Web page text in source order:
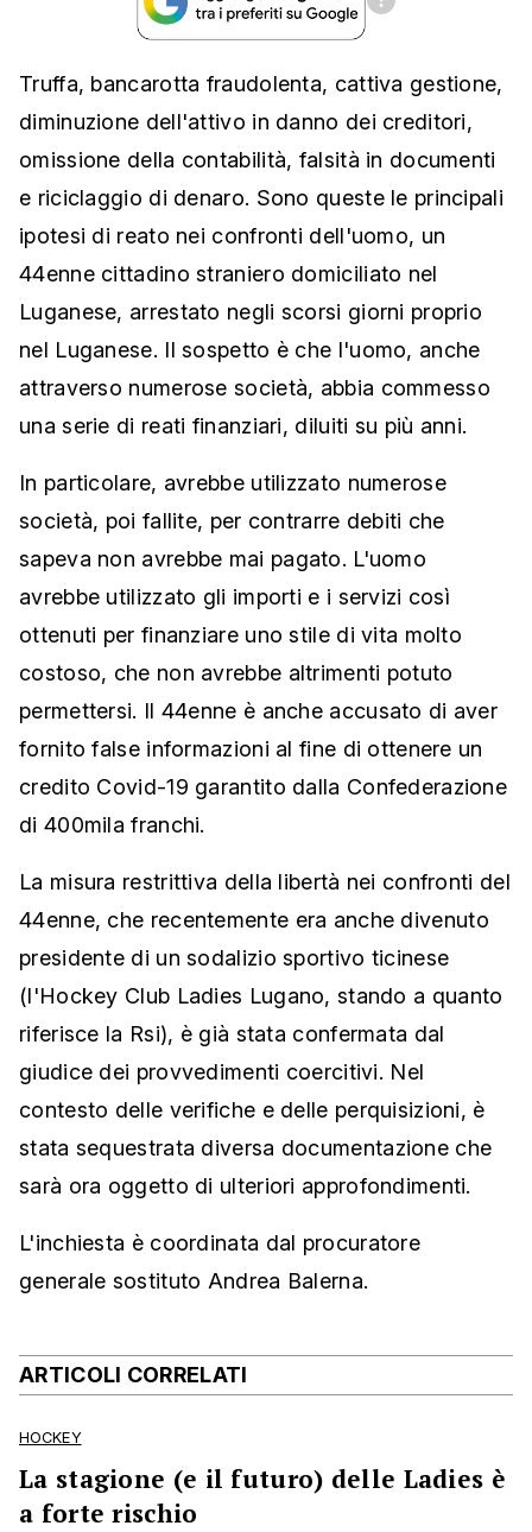
Truffa, bancarotta fraudolenta, cattiva gestione,
diminuzione dell'attivo in danno dei creditori,
omissione della contabilità, falsità in documenti
e riciclaggio di denaro. Sono queste le principali
ipotesi di reato nei confronti dell'uomo, un
44enne cittadino straniero domiciliato nel
Luganese, arrestato negli scorsi giorni proprio
nel Luganese. Il sospetto è che l'uomo, anche
attraverso numerose società, abbia commesso
una serie di reati finanziari, diluiti su più anni.
In particolare, avrebbe utilizzato numerose
società, poi fallite, per contrarre debiti che
sapeva non avrebbe mai pagato. L'uomo
avrebbe utilizzato gli importi e i servizi così
ottenuti per finanziare uno stile di vita molto
costoso, che non avrebbe altrimenti potuto
permettersi. Il 44enne è anche accusato di aver
fornito false informazioni al fine di ottenere un
credito Covid-19 garantito dalla Confederazione
di 400mila franchi.
La misura restrittiva della libertà nei confronti del
44enne, che recentemente era anche divenuto
presidente di un sodalizio sportivo ticinese
(l'Hockey Club Ladies Lugano, stando a quanto
riferisce la Rsi), è già stata confermata dal
giudice dei provvedimenti coercitivi. Nel
contesto delle verifiche e delle perquisizioni, è
stata sequestrata diversa documentazione che
sarà ora oggetto di ulteriori approfondimenti.
L'inchiesta è coordinata dal procuratore
generale sostituto Andrea Balerna.
ARTICOLI CORRELATI
HOCKEY
La stagione (e il futuro) delle Ladies è
a forte rischio